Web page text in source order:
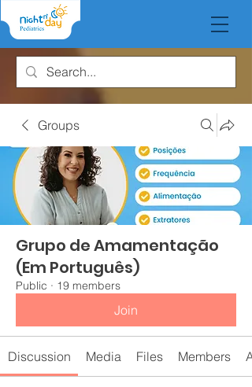
Groups
Grupo de Amamentação
(Em Português)
Public · 19 members
Join
Discussion Media Files Members